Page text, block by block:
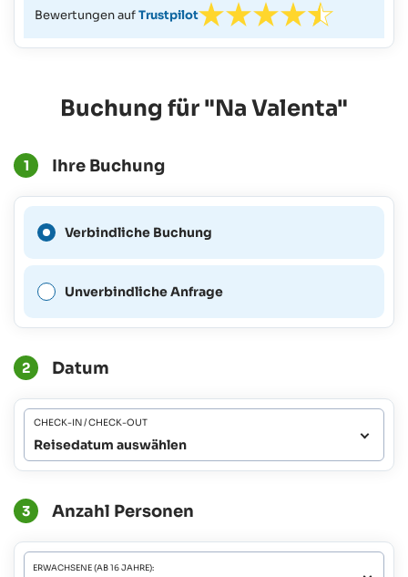
Bewertungen aufTrustpilot
Buchung für "Na Valenta"
1 Ihre Buchung
Verbindliche Buchungist für diesen Zeitraum nicht
Unverbindliche Anfrage
2 Datum
CHECK-IN / CHECK-OUT
Reisedatum auswählen
3 Anzahl Personen
ERWACHSENE (AB 16 JAHRE):